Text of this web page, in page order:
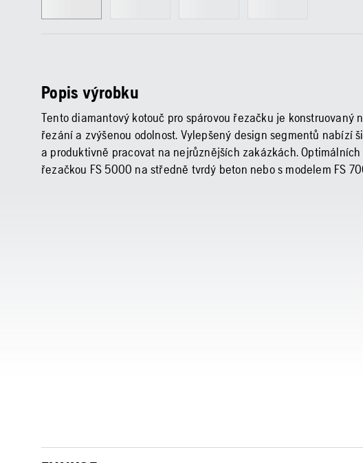
Popis výrobku
Tento diamantový kotouč pro spárovou řezačku je konstruovaný
řezání a zvýšenou odolnost. Vylepšený design segmentů nabízí
a produktivně pracovat na nejrůznějších zakázkách.
řezačkou FS 5000 na středně tvrdý beton nebo s modelem FS